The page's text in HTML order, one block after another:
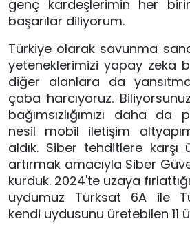
genç kardeşlerimin her
başarılar diliyorum.
Türkiye olarak savunma
yeteneklerimizi yapay zeka
diğer alanlara da
çaba harcıyoruz.
bağımsızlığımızı daha da
nesil mobil iletişim
aldık. Siber tehditlere karşı
artırmak amacıyla Siber
kurduk. 2024'te uzaya
uydumuz Türksat 6A ile
kendi uydusunu üretebilen 11